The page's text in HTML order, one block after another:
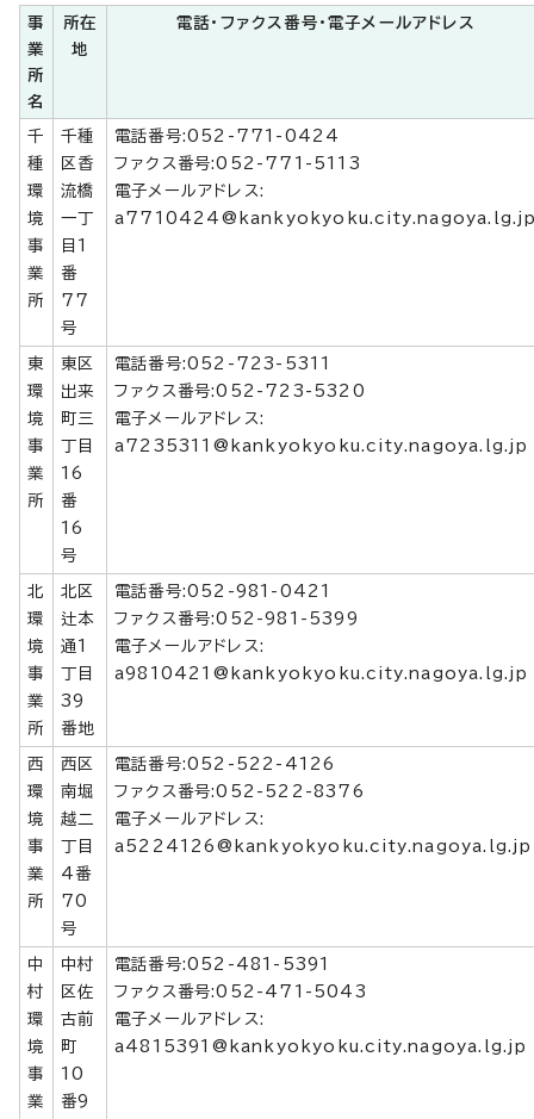
事
業
所
名
所在
地
電話・ファクス番号・電子メールアドレス
千
種
環
境
事
業
所
千種
区香
流橋
一丁
目1
番
77
号
電話番号:052-771-0424
ファクス番号:052-771-5113
電子メールアドレス:
東
環
境
事
業
所
東区
出来
町三
丁目
16
番
16
号
電話番号:052-723-5311
ファクス番号:052-723-5320
電子メールアドレス:
a7235311@kankyokyoku.city.nagoya.lg.jp
北
環
境
事
業
所
北区
辻本
通1
丁目
39
番地
電話番号:052-981-0421
ファクス番号:052-981-5399
電子メールアドレス:
a9810421@kankyokyoku.city.nagoya.lg.jp
西
環
境
事
業
所
西区
南堀
越二
丁目
4番
70
号
電話番号:052-522-4126
ファクス番号:052-522-8376
電子メールアドレス:
a5224126@kankyokyoku.city.nagoya.lg.jp
中
村
環
境
事
業
中村
区佐
古前
町
10
番9
電話番号:052-481-5391
ファクス番号:052-471-5043
電子メールアドレス:
a4815391@kankyokyoku.city.nagoya.lg.jp